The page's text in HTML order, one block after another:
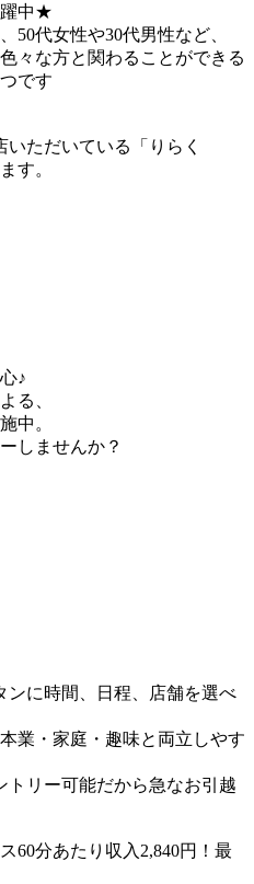
躍中★
50代女性や30代男性など、
々な方と関わることができる
です
ただいている「りらく
す。
♪
る、
中。
しませんか？
ンに時間、日程、店舗を選べ
業・家庭・趣味と両立しやす
トリー可能だから急なお引越
60分あたり収入2,840円！最